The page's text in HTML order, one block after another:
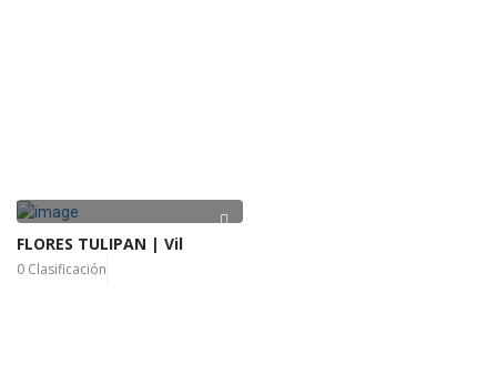
FLORES TULIPAN | Vil
0 Clasificación